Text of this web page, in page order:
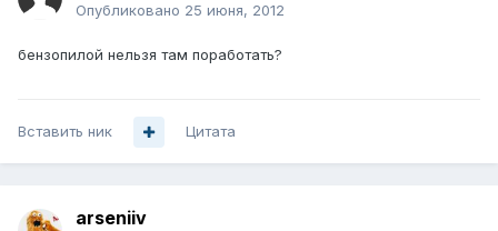
Опубликовано 25 июня, 2012
бензопилой нельзя там поработать?
Вставить ник Цитата
arseniiv